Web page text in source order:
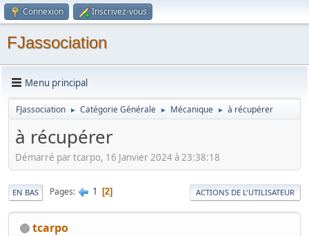
Connexion Inscrivez-vous
FJassociation
Menu principal
FJassociation ► Catégorie Générale ► Mécanique ► à récupérer
à récupérer
Démarré par tcarpo, 16 Janvier 2024 à 23:38:18
EN BAS Pages 1 2 ACTIONS DE L'UTILISATEUR
tcarpo